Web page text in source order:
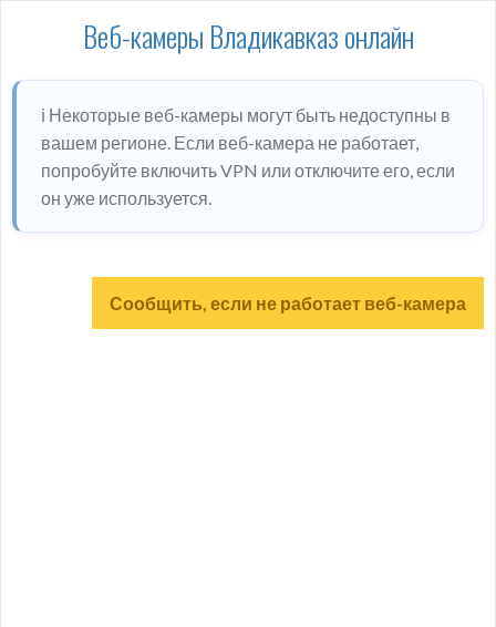
Веб-камеры Владикавказ онлайн
ℹ️ Некоторые веб-камеры могут быть недоступны в
вашем регионе. Если веб-камера не работает,
попробуйте включить VPN или отключите его, если
он уже используется.
Сообщить, если не работает веб-камера